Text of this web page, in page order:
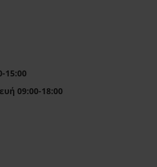
15:00
09:00-18:00